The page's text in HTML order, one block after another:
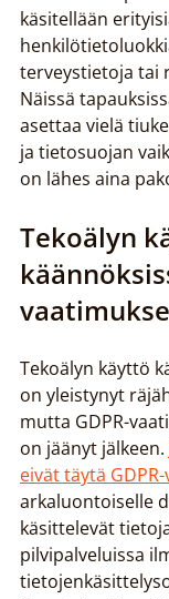
käsitellään
terveystietoja tai
Näissä
asettaa vielä
ja tietosuojan
on lähes aina
Tekoälyn
Tekoälyn käyttö
on yleistynyt
mutta GDPR-
on jäänyt jälkeen.
eivät täytä
arkaluontoiselle
käsittelevät
pilvipalveluissa